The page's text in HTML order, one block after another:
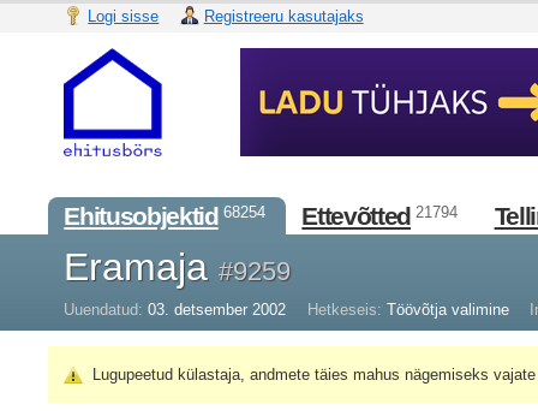
Logi sisse Registreeru kasutajaks
Ehitusobjektid 68254 Ettevõtted 21794
Eramaja#9259
Uuendatud: 03. detsember 2002 Hetkeseis: Töövõtja valimine
Lugupeetud külastaja, andmete täies mahus nägemiseks